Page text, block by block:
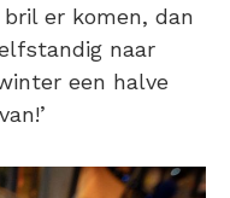
er komen, dan
naar
een halve